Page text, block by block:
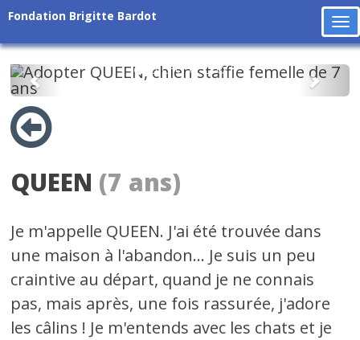
Fondation Brigitte Bardot
Précédent
QUEEN (7 ans)
Je m'appelle QUEEN. J'ai été trouvée dans
une maison à l'abandon... Je suis un peu
craintive au départ, quand je ne connais
pas, mais après, une fois rassurée, j'adore
les câlins ! Je m'entends avec les chats et je